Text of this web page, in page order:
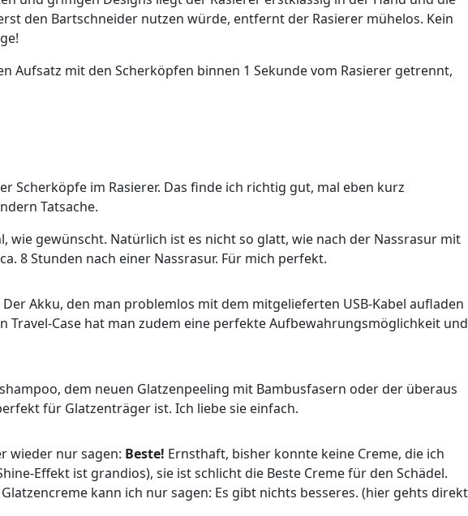
den Bartschneider nutzen würde, entfernt der Rasierer mühelos. Kein
Aufsatz mit den Scherköpfen binnen 1 Sekunde vom Rasierer getrennt,
Scherköpfe im Rasierer. Das finde ich richtig gut, mal eben kurz
Tatsache.
gewünscht. Natürlich ist es nicht so glatt, wie nach der Nassrasur mit
8 Stunden nach einer Nassrasur. Für mich perfekt.
Akku, den man problemlos mit dem mitgelieferten USB-Kabel aufladen
Travel-Case hat man zudem eine perfekte Aufbewahrungsmöglichkeit und
dem neuen Glatzenpeeling mit Bambusfasern oder der überaus
für Glatzenträger ist. Ich liebe sie einfach.
wieder nur sagen: Beste! Ernsthaft, bisher konnte keine Creme, die ich
Effekt ist grandios), sie ist schlicht die Beste Creme für den Schädel.
kann ich nur sagen: Es gibt nichts besseres. (hier gehts direkt